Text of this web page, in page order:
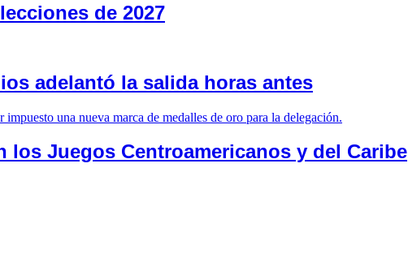
de 2027
adelantó la salida horas antes
Juegos Centroamericanos y del Caribe